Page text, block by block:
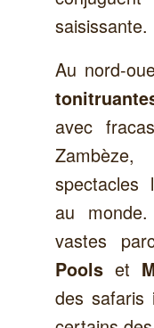
saisissante.
Au nord-
avec
spectacles
au
vastes
Pools et
des safaris